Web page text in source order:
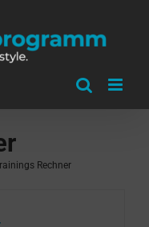
Rechner